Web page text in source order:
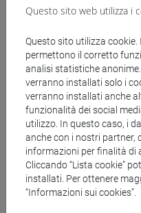
Corsi di studio e
economia aziendale
Struttura
STATISTICA
STATISTICA - 1
Questo sito web utilizza i
Questo sito utilizza
permettono il corretto
analisi statistiche
verranno installati solo i
verranno installati anche
funzionalità dei social
utilizzo. In questo caso, i
anche con i nostri partner,
informazioni per finalità di
Cliccando “Lista cookie”
installati. Per ottenere
“Informazioni sui cookies”.